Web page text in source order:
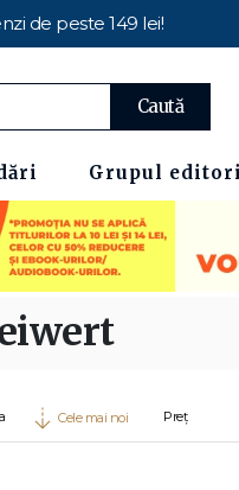
de peste 149 lei!
Caută
Grupul
Cele mai noi Preț